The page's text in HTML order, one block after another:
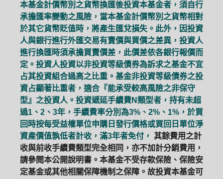
本基金計價幣別之貨幣換匯後投資本基金者，須自行
承擔匯率變動之風險，當本基金計價幣別之貨幣相對
於其它貨幣貶值時，將產生匯兌損失。此外，因投資
人與銀行進行外匯交易有賣價與買價之差異，投資人
進行換匯時須承擔買賣價差，此價差依各銀行報價而
定。投資人投資以非投資等級債券為訴求之基金不宜
占其投資組合過高之比重。基金非投資等級債券之投
資占顯著比重者，適合『能承受較高風險之非保守
型』之投資人。投資遞延手續費N類型者，持有未超
過1、2、3年，手續費率分別為3%、2%、1%，於買
回時按每受益權單位申購日發行價格或買回日單位淨
資產價值孰低者計收，滿3年者免付， 其餘費用之計
收與前收手續費類型完全相同，亦不加計分銷費用，
請參閱本公開說明書。本基金不受存款保險、保險安
定基金或其他相關保障機制之保障。故投資本基金可